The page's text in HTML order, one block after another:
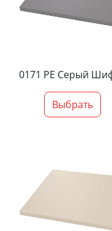
0171 PE Серый
Выбрать